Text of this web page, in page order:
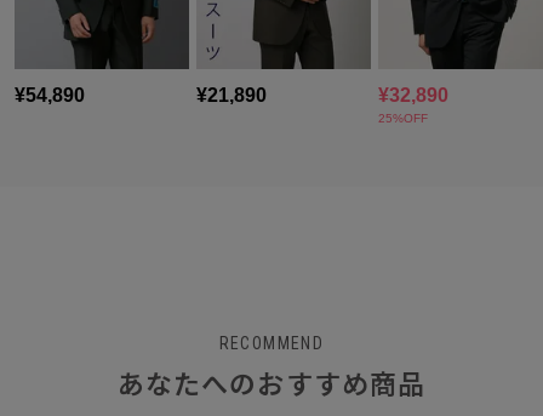
RECOMMEND
あなたへのおすすめ商品